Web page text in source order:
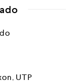
, UTP